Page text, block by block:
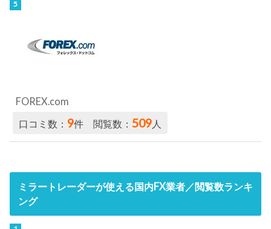
FOREX.com
口コミ数： 9件 閲覧数：509 人
ミラートレーダーが使える国内FX業者／閲覧数ランキ
ング